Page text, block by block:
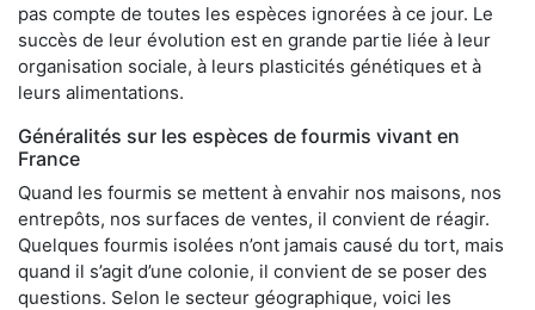
pas compte de toutes les espèces ignorées à ce jour. Le
succès de leur évolution est en grande partie liée à leur
organisation sociale, à leurs plasticités génétiques et à
leurs alimentations.
Généralités sur les espèces de fourmis vivant en
France
Quand les fourmis se mettent à envahir nos maisons, nos
entrepôts, nos surfaces de ventes, il convient de réagir.
Quelques fourmis isolées n’ont jamais causé du tort, mais
quand il s’agit d’une colonie, il convient de se poser des
questions. Selon le secteur géographique, voici les